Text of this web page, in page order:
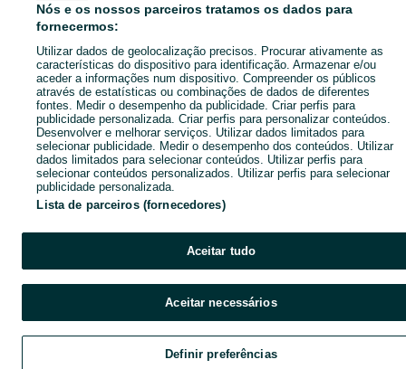
Nós e os nossos parceiros tratamos os dados para
fornecermos:
Utilizar dados de geolocalização precisos. Procurar ativamente as
características do dispositivo para identificação. Armazenar e/ou
aceder a informações num dispositivo. Compreender os públicos
através de estatísticas ou combinações de dados de diferentes
fontes. Medir o desempenho da publicidade. Criar perfis para
publicidade personalizada. Criar perfis para personalizar conteúdos.
Desenvolver e melhorar serviços. Utilizar dados limitados para
selecionar publicidade. Medir o desempenho dos conteúdos. Utilizar
dados limitados para selecionar conteúdos. Utilizar perfis para
selecionar conteúdos personalizados. Utilizar perfis para selecionar
publicidade personalizada.
Lista de parceiros (fornecedores)
Aceitar tudo
Aceitar necessários
Definir preferências